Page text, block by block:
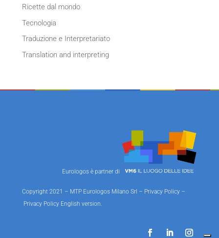
Ricette dal mondo
Tecnologia
Traduzione e Interpretariato
Translation and interpreting
Eurologos è partner di
Copyright 2021 – MTP Eurologos Milano Srl – Privacy Policy–
Privacy Policy English version.